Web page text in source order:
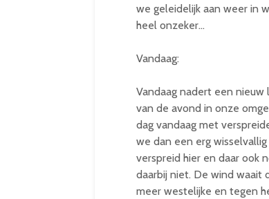
we geleidelijk aan weer in
heel onzeker…
Vandaag:
Vandaag nadert een
van de avond in onze
dag vandaag met
we dan een erg
verspreid hier en daar ook
daarbij niet. De wind waait
meer westelijke en tegen